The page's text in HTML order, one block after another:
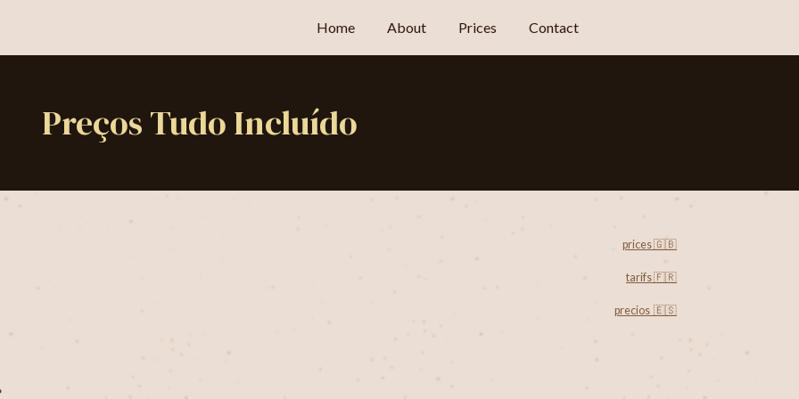
Home About Prices Contact
Preços Tudo Incluído
prices 🇬🇧
tarifs 🇫🇷
precios 🇪🇸